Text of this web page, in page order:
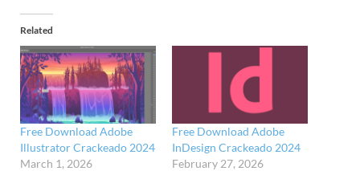
Related
Free Download Adobe
Illustrator Crackeado 2024
March 1, 2026
Free Download Adobe
InDesign Crackeado 2024
February 27, 2026